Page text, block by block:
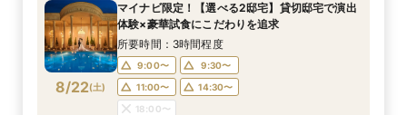
8/21(金)
12:00〜
13:00〜
15:00〜
17:00〜
18:00〜
フェアを予約
8/21(金)
12:00〜
13:00〜
15:00〜
17:00〜
18:00〜
フェアを予約
8/22(土)
マイナビ限定！【選べる2邸宅】貸切邸宅で演出
体験×豪華試食にこだわりを追求
所要時間：3時間程度
9:00〜
9:30〜
11:00〜
14:30〜
18:00〜